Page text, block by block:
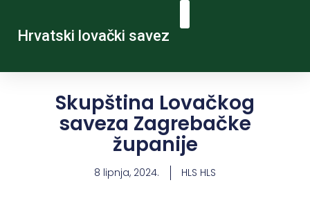
Hrvatski lovački savez
Skupština Lovačkog
saveza Zagrebačke
županije
8 lipnja, 2024. HLS HLS